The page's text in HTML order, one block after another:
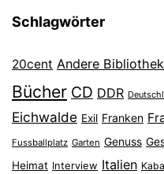
Schlagwörter
20cent Andere Bibliothek
Bücher CD DDR
Eichwalde Exil Franken
Fussballplatz Garten Genuss
Heimat Interview Italien